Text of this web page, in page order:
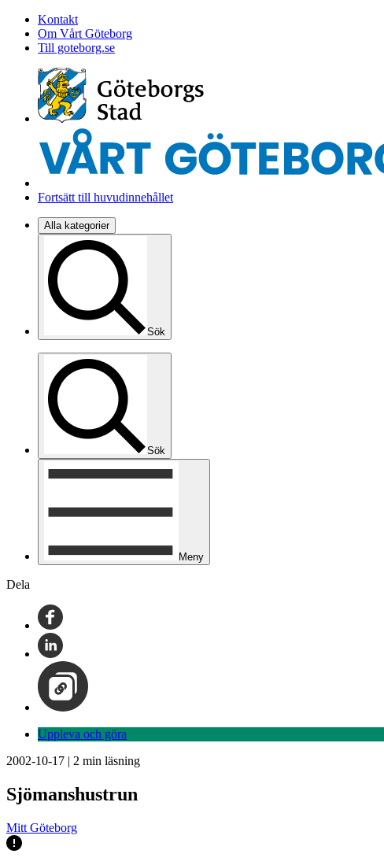
Kontakt
Om Vårt Göteborg
Till goteborg.se
Fortsätt till huvudinnehållet
Alla kategorier
Sök
Sök
Meny
Dela
Uppleva och göra
2002-10-17 | 2 min läsning
Sjömanshustrun
Mitt Göteborg